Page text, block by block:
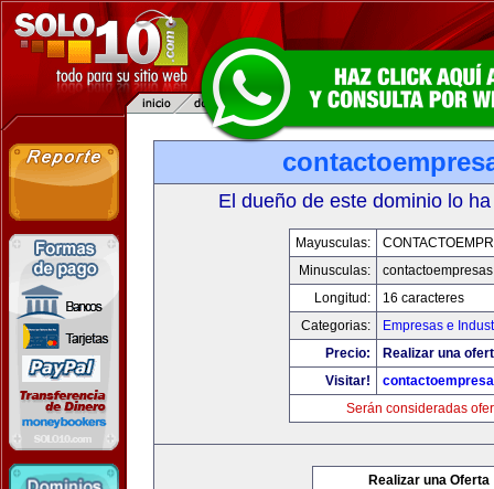
El dueño de este dominio lo
Mayusculas:
Minusculas:
Longitud:
16 caracteres
Categorias:
Empresas e
Precio:
Realizar una
Visitar!
Serán consideradas
Realizar una Oferta